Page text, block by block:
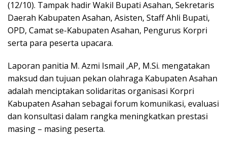
(12/10). Tampak hadir Wakil Bupati Asahan, Sekretaris
Daerah Kabupaten Asahan, Asisten, Staff Ahli Bupati,
OPD, Camat se-Kabupaten Asahan, Pengurus Korpri
serta para peserta upacara.
Laporan panitia M. Azmi Ismail ,AP, M.Si. mengatakan
maksud dan tujuan pekan olahraga Kabupaten Asahan
adalah menciptakan solidaritas organisasi Korpri
Kabupaten Asahan sebagai forum komunikasi, evaluasi
dan konsultasi dalam rangka meningkatkan prestasi
masing – masing peserta.